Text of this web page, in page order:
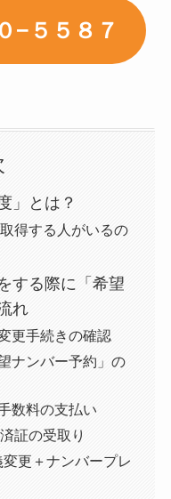
５５８７
」とは？
得する人がいるの
する際に「希望
れ
更手続きの確認
ナンバー予約」の
数料の支払い
証の受取り
変更＋ナンバープレ